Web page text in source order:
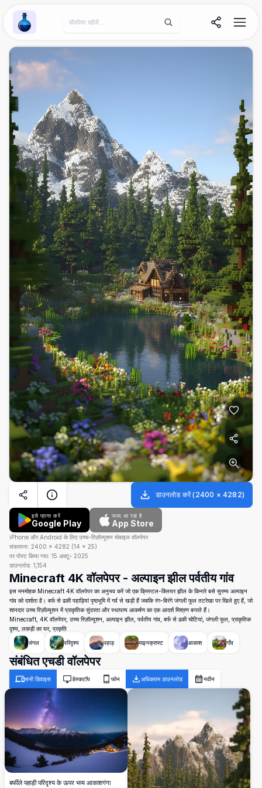
Wallpaper Alchemy
डाउनलोड करें(2400 × 4282)
इसे प्राप्त करें
Google Play
जल्द आ रहा है
App Store
iPhone और Android के लिए उच्च-रिज़ॉल्यूशन मोबाइल वॉलपेपर
संकल्पना: 2400 × 4282 (14 × 25)
पर पोस्ट किया गया: 15 अक्टू॰ 2025
डाउनलोड: 1,154
Minecraft 4K वॉलपेपर - अल्पाइन झील पर्वतीय गांव
इस मनमोहक Minecraft 4K वॉलपेपर का अनुभव करें जो एक क्रिस्टल-क्लियर झील के किनारे बसे सुरम्य अल्पाइन
गांव को दर्शाता है। बर्फ से ढकी पहाड़ियां पृष्ठभूमि में गर्व से खड़ी हैं जबकि रंग-बिरंगे जंगली फूल तटरेखा पर खिले हुए हैं, जो
शानदार उच्च रिज़ॉल्यूशन में प्राकृतिक सुंदरता और स्थापत्य आकर्षण का एक आदर्श मिश्रण बनाते हैं।
Minecraft, 4K वॉलपेपर, उच्च रिज़ॉल्यूशन, अल्पाइन झील, पर्वतीय गांव, बर्फ से ढकी चोटियां, जंगली फूल, प्राकृतिक
दृश्य, लकड़ी का घर, प्रकृति
जंगल
परिदृश्य पहाड़ माइनक्राफ्ट आकाश गाँव
संबंधित एचडी वॉलपेपर
सभी डिवाइस डेस्कटॉप फोन अधिकतम डाउनलोड नवीन
बर्फीले पहाड़ी परिदृश्य के ऊपर भव्य आकाशगंगा